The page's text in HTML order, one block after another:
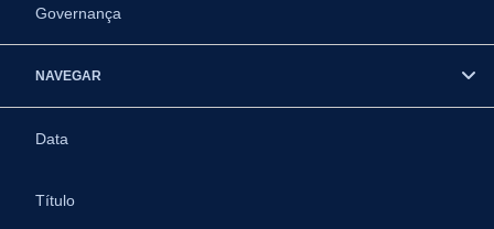
Governança
NAVEGAR
Data
Título